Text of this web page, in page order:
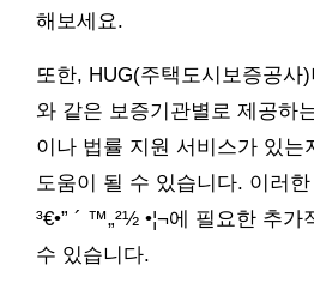
해보세요.
또한, HUG(주택도시보증공사
와 같은 보증기관별로 제공하
이나 법률 지원 서비스가 있는
도움이 될 수 있습니다. 이러한
³€•” ´ ™„²½ •¦¬에 필요한 추
수 있습니다.